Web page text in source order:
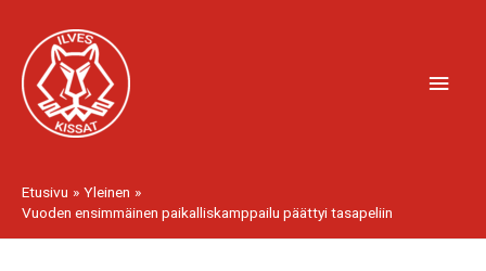
sisältöön
Etusivu
Yleinen
Vuoden ensimmäinen paikalliskamppailu päättyi tasapeliin